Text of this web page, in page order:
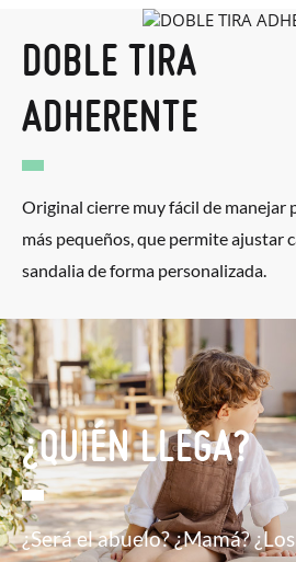
DOBLE TIRA
ADHERENTE
Original cierre muy fácil de manejar
más pequeños, que permite ajustar
sandalia de forma personalizada.
¿QUIÉN LLEGA?
¿Será el abuelo? ¿Mamá?